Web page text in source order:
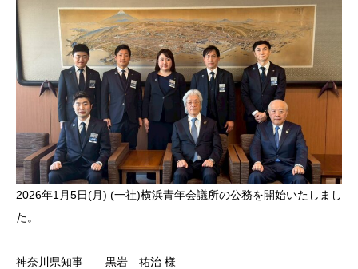
2026年1月5日(月) (一社)横浜青年会議所の公務を開始いたしまし
た。
神奈川県知事 黒岩 祐治 様